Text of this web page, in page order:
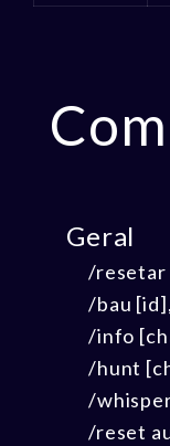
Geral
/resetar
/bau
/info
/hunt
/
/reset